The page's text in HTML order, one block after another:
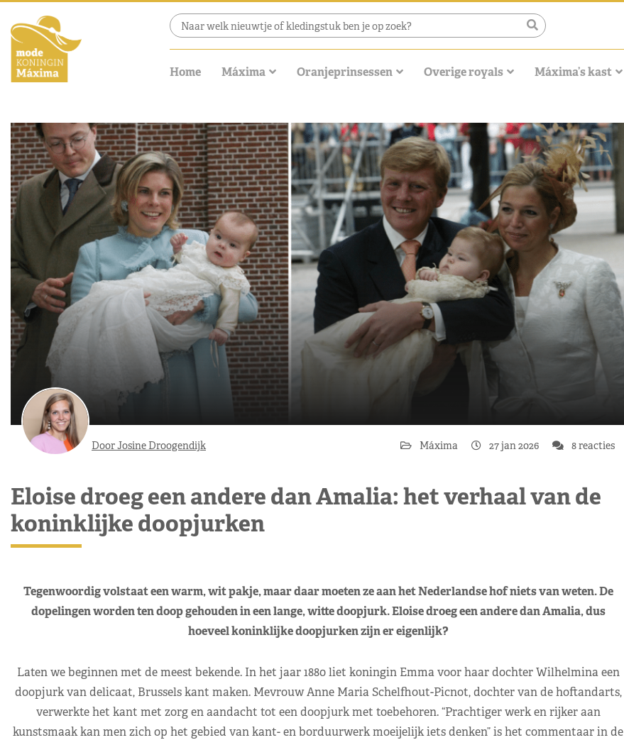
Home Máxima Oranjeprinsessen Overige royals Máxima’s kast
Door Josine Droogendijk Máxima 27 jan 2026 8 reacties
Eloise droeg een andere dan Amalia: het verhaal van de
koninklijke doopjurken
Tegenwoordig volstaat een warm, wit pakje, maar daar moeten ze aan het Nederlandse hof niets van weten. De
dopelingen worden ten doop gehouden in een lange, witte doopjurk. Eloise droeg een andere dan Amalia, dus
hoeveel koninklijke doopjurken zijn er eigenlijk?
Laten we beginnen met de meest bekende. In het jaar 1880 liet koningin Emma voor haar dochter Wilhelmina een
doopjurk van delicaat, Brussels kant maken. Mevrouw Anne Maria Schelfhout-Picnot, dochter van de hoftandarts,
verwerkte het kant met zorg en aandacht tot een doopjurk met toebehoren. “Prachtiger werk en rijker aan
kunstsmaak kan men zich op het gebied van kant- en borduurwerk moeijelijk iets denken” is het commentaar in de